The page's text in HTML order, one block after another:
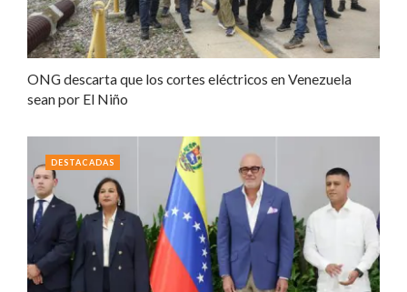
ONG descarta que los cortes eléctricos en Venezuela
sean por El Niño
DESTACADAS